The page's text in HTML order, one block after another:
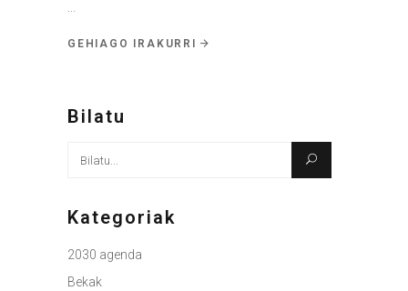
GEHIAGO IRAKURRI
Bilatu
Bilatu
Kategoriak
2030 agenda
Bekak